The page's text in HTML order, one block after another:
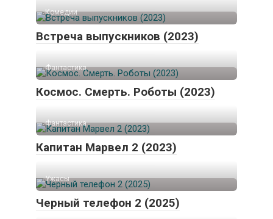
Комедии
Встреча выпускников (2023)
Фантастика
Космос. Смерть. Роботы (2023)
Фантастика
Капитан Марвел 2 (2023)
Ужасы
Черный телефон 2 (2025)